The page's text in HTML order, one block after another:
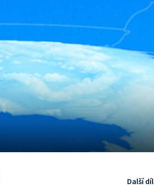
Další díl